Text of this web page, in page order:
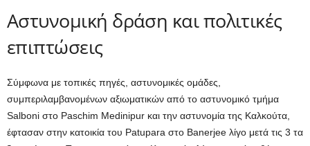
Αστυνομική δράση και πολιτικές
επιπτώσεις
Σύμφωνα με τοπικές πηγές, αστυνομικές ομάδες,
συμπεριλαμβανομένων αξιωματικών από το αστυνομικό τμήμα
Salboni στο Paschim Medinipur και την αστυνομία της Καλκούτα,
έφτασαν στην κατοικία του Patupara στο Banerjee λίγο μετά τις 3 τα